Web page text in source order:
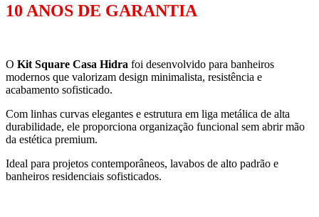
10 ANOS DE GARANTIA
O Kit Square Casa Hidra foi desenvolvido para banheiros
modernos que valorizam design minimalista, resistência e
acabamento sofisticado.
Com linhas curvas elegantes e estrutura em liga metálica de alta
durabilidade, ele proporciona organização funcional sem abrir mão
da estética premium.
Ideal para projetos contemporâneos, lavabos de alto padrão e
banheiros residenciais sofisticados.